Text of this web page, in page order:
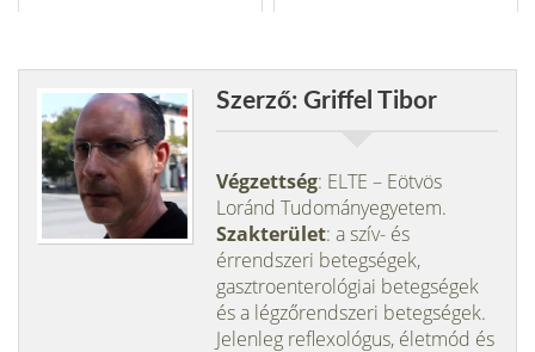
Szerző: Griffel Tibor
Végzettség: ELTE – Eötvös
Loránd Tudományegyetem.
Szakterület: a szív- és
érrendszeri betegségek,
gasztroenterológiai betegségek
és a légzőrendszeri betegségek.
Jelenleg reflexológus, életmód és